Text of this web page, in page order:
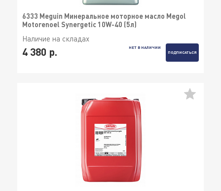
6333 Meguin Минеральное моторное масло Megol
Motorenoel Synergetic 10W-40 (5л)
Наличие на складах
4 380 р.
НЕТ В НАЛИЧИИ
ПОДПИСАТЬСЯ